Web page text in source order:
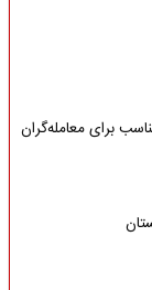
برای معامله‌گران